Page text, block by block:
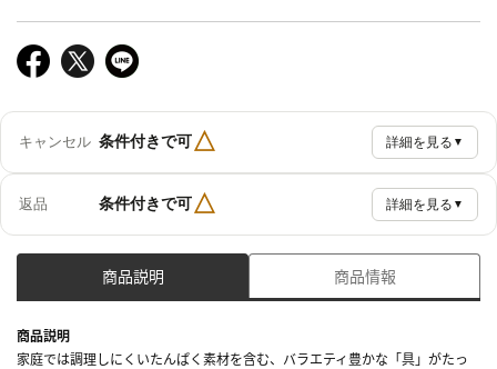
キャンセル 条件付きで可△ 詳細を見る ▼
返品 条件付きで可△ 詳細を見る ▼
商品説明 商品情報
商品説明
家庭では調理しにくいたんぱく素材を含む、バラエティ豊かな「具」がたっ